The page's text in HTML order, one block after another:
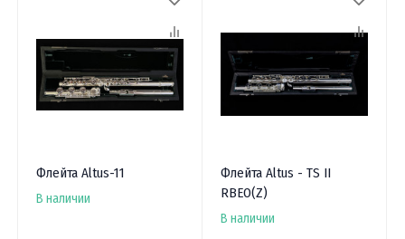
Флейта Altus-11
В наличии
Флейта Altus - TS II
RBEO(Z)
В наличии